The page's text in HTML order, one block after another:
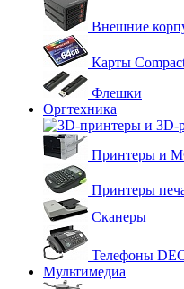
Внешние
Карты
Флешки
Оргтехника
Принтеры и
Принтеры
Сканеры
Телефоны
Мультимедиа